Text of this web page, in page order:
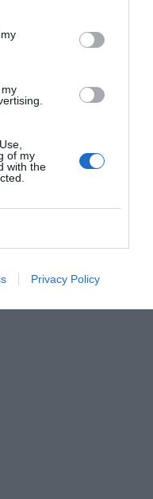
of my
with the
Privacy Policy